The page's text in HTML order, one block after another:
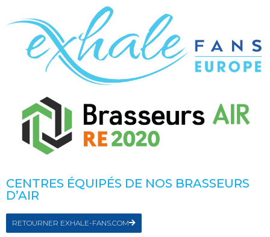
CENTRES ÉQUIPÉS DE NOS BRASSEURS
D’AIR
RETOURNER EXHALE-FANS.COM